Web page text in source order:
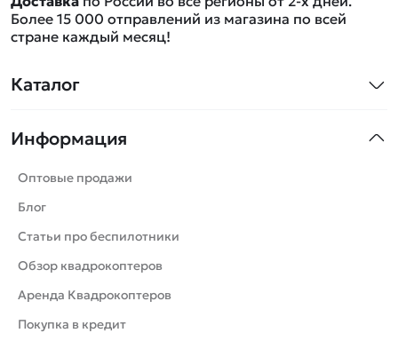
Каталог
Машинки
Танки
Вертолеты
Катера
Роботы
Самолеты
Сборные модели
Информация
Оптовые продажи
Блог
Статьи про беспилотники
Обзор квадрокоптеров
Аренда Квадрокоптеров
Покупка в кредит
Более 15 000 отправлений из магазина по всей
стране каждый месяц!